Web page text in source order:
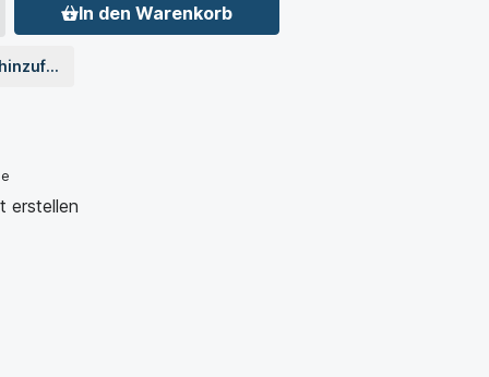
In den Warenkorb
erstellen